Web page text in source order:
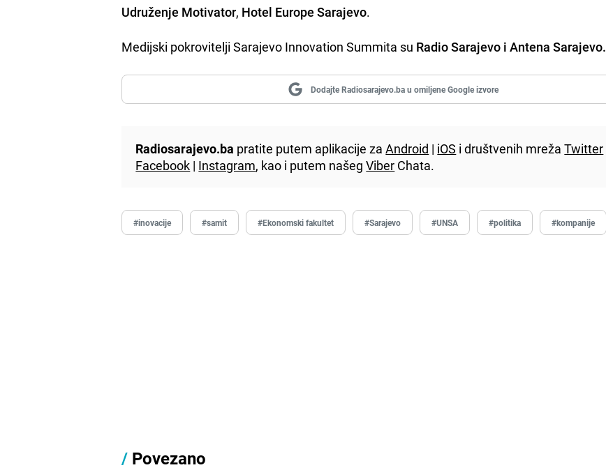
Udruženje Motivator, Hotel Europe Sarajevo.
Medijski pokrovitelji Sarajevo Innovation Summita su Radio Sarajevo i Antena Sarajevo.
Dodajte Radiosarajevo.ba u omiljene Google izvore
Radiosarajevo.ba pratite putem aplikacije zaAndroid | iOS i društvenih mrežaTwitter
Facebook | Instagram, kao i putem našegViber Chata.
#inovacije #samit #Ekonomski fakultet #Sarajevo #UNSA #politika #kompanije
/ Povezano